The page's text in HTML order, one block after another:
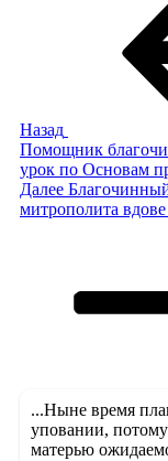
Назад
Помощник
урок по Основам
Следующая
запись
Далее
митрополита
...Ныне время
уповании, потому
матерью